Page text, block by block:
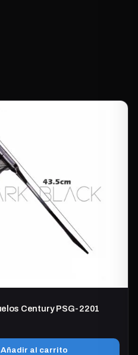
Century PSG-2201
Añadir al carrito